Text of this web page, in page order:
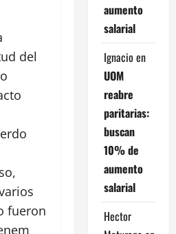
del
fueron
aumento
salarial
Ignacio en
UOM
reabre
paritarias:
buscan
10% de
aumento
salarial
Hector